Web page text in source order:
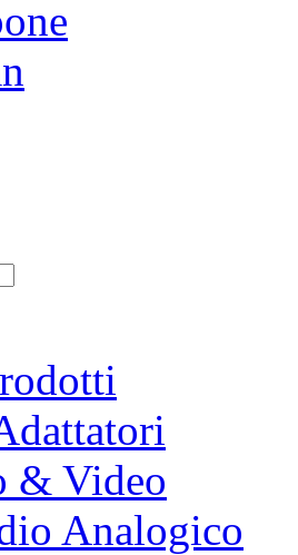
& Video
Analogico